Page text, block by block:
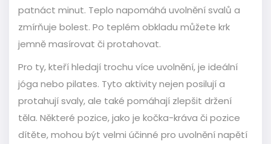
patnáct minut. Teplo napomáhá uvolnění svalů a
zmírňuje bolest. Po teplém obkladu můžete krk
jemně masírovat či protahovat.
Pro ty, kteří hledají trochu více uvolnění, je ideální
jóga nebo pilates. Tyto aktivity nejen posilují a
protahují svaly, ale také pomáhají zlepšit držení
těla. Některé pozice, jako je kočka-kráva či pozice
dítěte, mohou být velmi účinné pro uvolnění napětí